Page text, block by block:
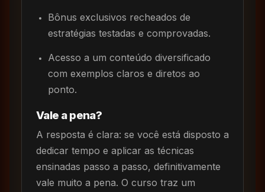
Bônus exclusivos recheados de
estratégias testadas e comprovadas.
Acesso a um conteúdo diversificado
com exemplos claros e diretos ao
ponto.
Vale a pena?
A resposta é clara: se você está disposto a
dedicar tempo e aplicar as técnicas
ensinadas passo a passo, definitivamente
vale muito a pena. O curso traz um